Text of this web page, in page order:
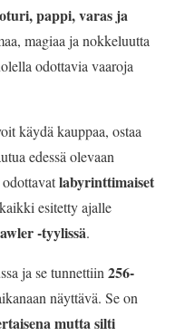
pappi, varas ja
magiaa ja nokkeluutta
odottavia vaaroja
käydä kauppaa, ostaa
edessä olevaan
labyrinttimaiset
esitetty ajalle
-tyylissä.
ja se tunnettiin 256-
näyttävä. Se on
mutta silti